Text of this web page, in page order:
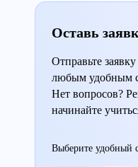
Оставь
Отправьте
любым удобным
Нет вопросов?
начинайте
Выберите удобный